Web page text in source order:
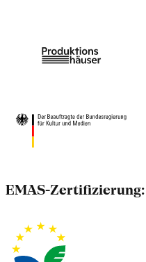
EMAS-Zertifizierung: